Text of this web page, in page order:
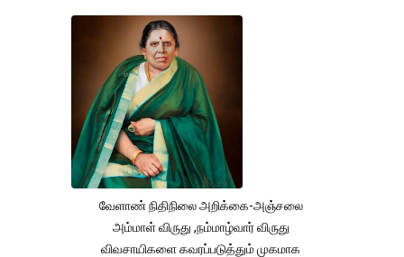
வேளாண் நிதிநிலை அறிக்கை-அஞ்சலை
அம்மாள் விருது ,நம்மாழ்வார் விருது
விவசாயிகளை கவரப்படுத்தும் முகமாக